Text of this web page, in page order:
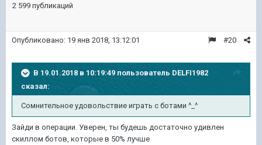
2 599 публикаций
#20
Опубликовано: 19 янв 2018, 13:12:01
В 19.01.2018 в 10:19:49 пользователь DELFI1982
сказал:
Сомнительное удовольствие играть с ботами ^_^
Зайди в операции. Уверен, ты будешь достаточно удивлен
скиллом ботов, которые в 50% лучше